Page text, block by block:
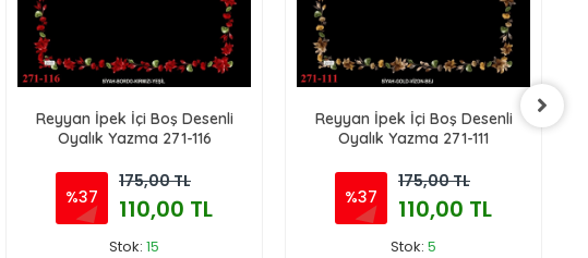
Reyyan İpek İçi Boş Desenli
Oyalık Yazma 271-116
%37
175,00 TL
110,00 TL
Stok: 15
Reyyan İpek İçi Boş Desenli
Oyalık Yazma 271-111
%37
175,00 TL
110,00 TL
Stok: 5